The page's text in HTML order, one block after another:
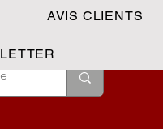
AVIS CLIENTS